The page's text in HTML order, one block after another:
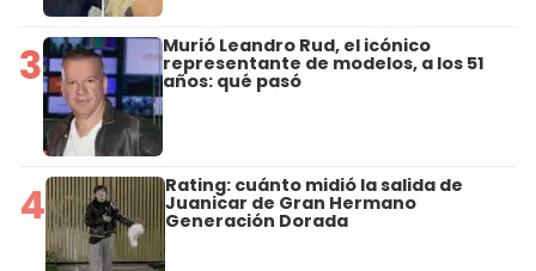
3 Murió Leandro Rud, el icónico
representante de modelos, a los 51
años: qué pasó
4 Rating: cuánto midió la salida de
Juanicar de Gran Hermano
Generación Dorada